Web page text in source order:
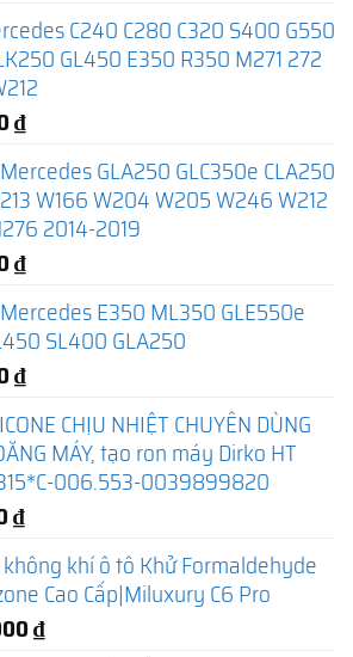
C240 C280 C320 S400 G550
GL450 E350 R350 M271 272
₫
GLA250 GLC350e CLA250
W166 W204 W205 W246 W212
2014-2019
₫
E350 ML350 GLE550e
SL400 GLA250
₫
CHỊU NHIỆT CHUYÊN DÙNG
MÁY, tạo ron máy Dirko HT
006.553-0039899820
₫
khí ô tô Khử Formaldehyde
Cao Cấp|Miluxury C6 Pro
₫